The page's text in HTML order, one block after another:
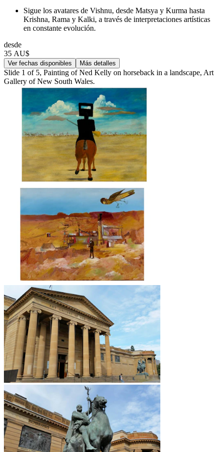
Sigue los avatares de Vishnu, desde Matsya y Kurma hasta
Krishna, Rama y Kalki, a través de interpretaciones artísticas
en constante evolución.
desde
35 AU$
Ver fechas disponibles Más detalles
Slide 1 of 5, Painting of Ned Kelly on horseback in a landscape, Art
Gallery of New South Wales.